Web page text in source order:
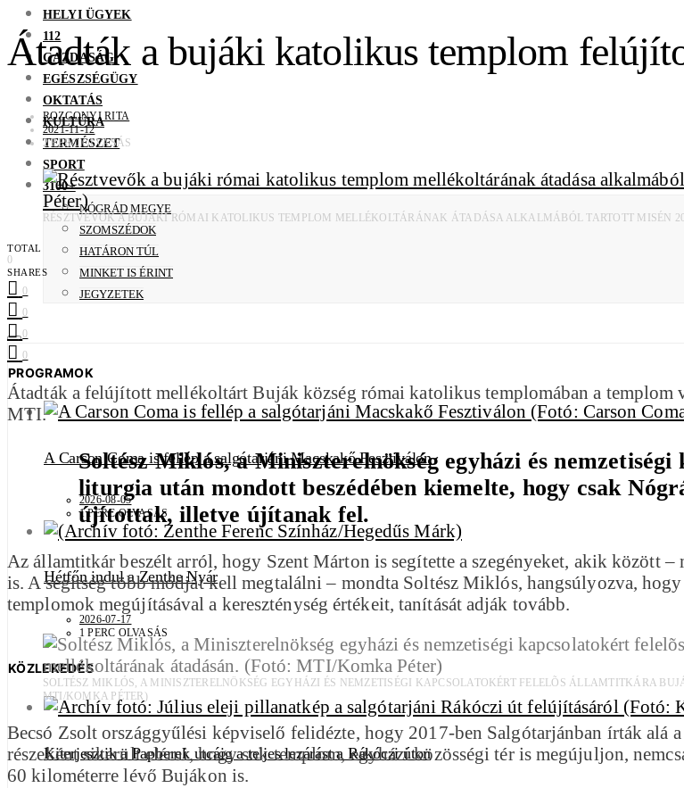
HELYI ÜGYEK
112
GAZDASÁG
EGÉSZSÉGÜGY
OKTATÁS
KULTÚRA
TERMÉSZET
SPORT
3100+
NÓGRÁD MEGYE
SZOMSZÉDOK
HATÁRON TÚL
MINKET IS ÉRINT
JEGYZETEK
PROGRAMOK
A Carson Coma is fellép a salgótarjáni Macskakő Fesztiválon
2026-08-05
1 PERC OLVASÁS
Hétfőn indul a Zenthe Nyár
2026-07-17
1 PERC OLVASÁS
KÖZLEKEDÉS
Kiterjesztik a Papberek utcáig a teljes lezárást a Rákóczi úton
Átadták a bujáki katolikus templom
ROZGONYI RITA
2021-11-12
2 PERC OLVASÁS
RÉSZTVEVŐK A BUJÁKI RÓMAI KATOLIKUS TEMPLOM MELLÉKOLTÁRÁNAK ÁTADÁSA ALKALMÁBÓL TARTOTT MISÉN
TOTAL
0
SHARES
0
0
0
0
Átadták a felújított mellékoltárt Buják község római katolikus templomában a templom
MTI.
Soltész Miklós, a Miniszterelnökség egyházi és
liturgia után mondott beszédében kiemelte, hogy csak
újítottak, illetve újítanak fel.
Az államtitkár beszélt arról, hogy Szent Márton is segítette a szegényeket, akik között
is. A segítség több módját kell megtalálni – mondta Soltész Miklós, hangsúlyozva,
templomok megújításával a kereszténység értékeit, tanítását adják tovább.
SOLTÉSZ MIKLÓS, A MINISZTERELNÖKSÉG EGYHÁZI ÉS NEMZETISÉGI KAPCSOLATOKÉRT FELELÕS ÁLLAMTITKÁRA
MTI/KOMKA PÉTER)
Becsó Zsolt országgyűlési képviselő felidézte, hogy 2017-ben Salgótarjánban írták alá
részeként sikerült elérni, hogy sok templom, egyházi közösségi tér is megújuljon,
60 kilométerre lévő Bujákon is.